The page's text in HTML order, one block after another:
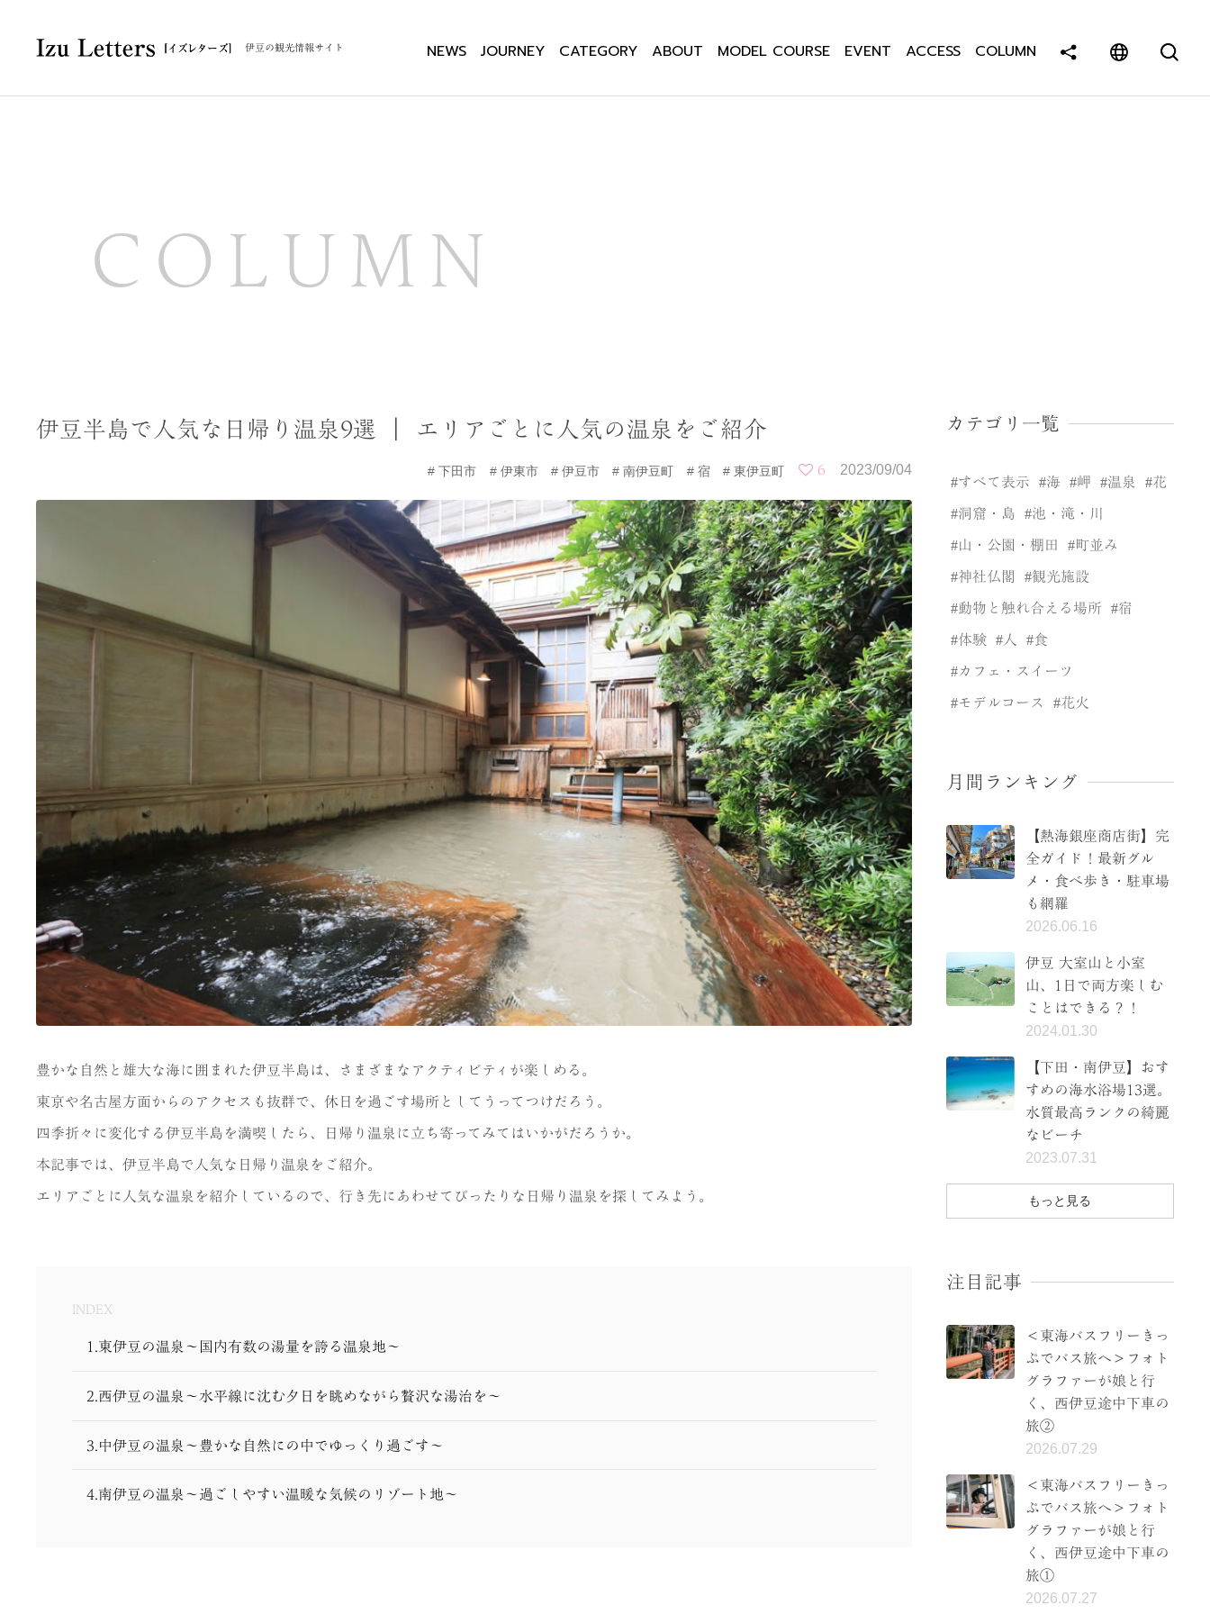
伊豆の観光情報サイト NEWS JOURNEY CATEGORY ABOUT MODEL COURSE EVENT ACCESS COLUMN
COLUMN
伊豆半島で人気な日帰り温泉9選 ｜ エリアごとに人気の温泉をご紹介
2023/09/04
6
下田市 伊東市 伊豆市 南伊豆町 宿 東伊豆町
豊かな自然と雄大な海に囲まれた伊豆半島は、さまざまなアクティビティが楽しめる。
東京や名古屋方面からのアクセスも抜群で、休日を過ごす場所としてうってつけだろう。
四季折々に変化する伊豆半島を満喫したら、日帰り温泉に立ち寄ってみてはいかがだろうか。
本記事では、伊豆半島で人気な日帰り温泉をご紹介。
エリアごとに人気な温泉を紹介しているので、行き先にあわせてぴったりな日帰り温泉を探してみよう。
INDEX
1.東伊豆の温泉〜国内有数の湯量を誇る温泉地〜
2.西伊豆の温泉〜水平線に沈む夕日を眺めながら贅沢な湯治を〜
3.中伊豆の温泉～豊かな自然にの中でゆっくり過ごす～
4.南伊豆の温泉～過ごしやすい温暖な気候のリゾート地～
カテゴリ一覧
すべて表示 海 岬 温泉 花
洞窟・島 池・滝・川
山・公園・棚田 町並み
神社仏閣 観光施設
動物と触れ合える場所 宿
体験 人 食
カフェ・スイーツ
モデルコース 花火
月間ランキング
【熱海銀座商店街】完
全ガイド！最新グル
メ・食べ歩き・駐車場
も網羅
2026.06.16
伊豆 大室山と小室
山、1日で両方楽しむ
ことはできる？！
2024.01.30
【下田・南伊豆】おす
すめの海水浴場13選。
水質最高ランクの綺麗
なビーチ
2023.07.31
もっと見る
注目記事
＜東海バスフリーきっ
ぷでバス旅へ＞フォト
グラファーが娘と行
く、西伊豆途中下車の
旅②
2026.07.29
＜東海バスフリーきっ
ぷでバス旅へ＞フォト
グラファーが娘と行
く、西伊豆途中下車の
旅①
2026.07.27